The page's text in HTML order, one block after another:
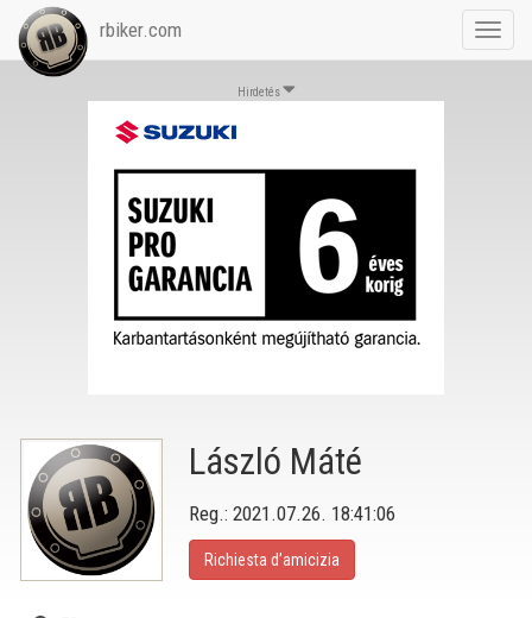
rbiker.com
Hirdetés
László Máté
Reg.: 2021.07.26. 18:41:06
Richiesta d’amicizia